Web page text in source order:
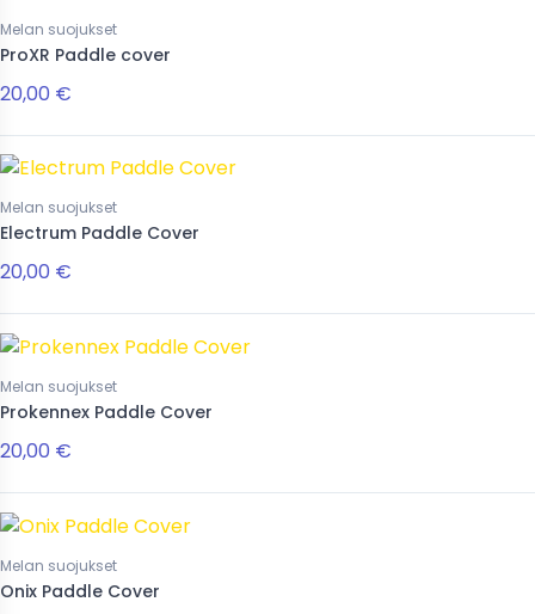
Melan suojukset
ProXR Paddle cover
20,00 €
Melan suojukset
Electrum Paddle Cover
20,00 €
Melan suojukset
Prokennex Paddle Cover
20,00 €
Melan suojukset
Onix Paddle Cover